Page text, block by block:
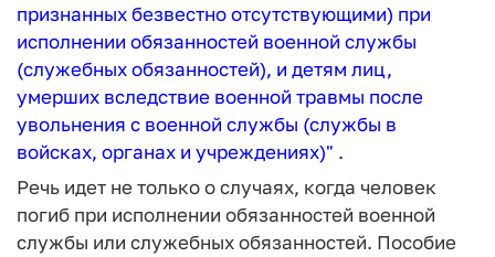
признанных безвестно отсутствующими) при
исполнении обязанностей военной службы
(служебных обязанностей), и детям лиц,
умерших вследствие военной травмы после
увольнения с военной службы (службы в
войсках, органах и учреждениях)" .
Речь идет не только о случаях, когда человек
погиб при исполнении обязанностей военной
службы или служебных обязанностей. Пособие